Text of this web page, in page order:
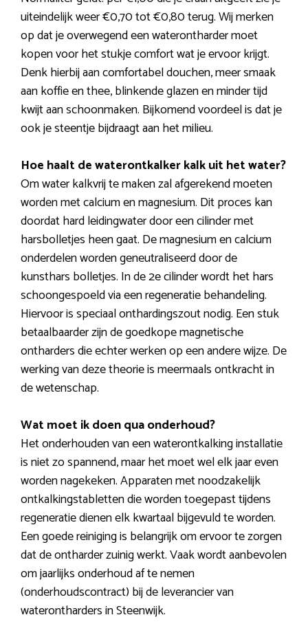
uiteindelijk weer €0,70 tot €0,80 terug. Wij merken
op dat je overwegend een waterontharder moet
kopen voor het stukje comfort wat je ervoor krijgt.
Denk hierbij aan comfortabel douchen, meer smaak
aan koffie en thee, blinkende glazen en minder tijd
kwijt aan schoonmaken. Bijkomend voordeel is dat je
ook je steentje bijdraagt aan het milieu.
Hoe haalt de waterontkalker kalk uit het water?
Om water kalkvrij te maken zal afgerekend moeten
worden met calcium en magnesium. Dit proces kan
doordat hard leidingwater door een cilinder met
harsbolletjes heen gaat. De magnesium en calcium
onderdelen worden geneutraliseerd door de
kunsthars bolletjes. In de 2e cilinder wordt het hars
schoongespoeld via een regeneratie behandeling.
Hiervoor is speciaal onthardingszout nodig. Een stuk
betaalbaarder zijn de goedkope magnetische
ontharders die echter werken op een andere wijze. De
werking van deze theorie is meermaals ontkracht in
de wetenschap.
Wat moet ik doen qua onderhoud?
Het onderhouden van een waterontkalking installatie
is niet zo spannend, maar het moet wel elk jaar even
worden nagekeken. Apparaten met noodzakelijk
ontkalkingstabletten die worden toegepast tijdens
regeneratie dienen elk kwartaal bijgevuld te worden.
Een goede reiniging is belangrijk om ervoor te zorgen
dat de ontharder zuinig werkt. Vaak wordt aanbevolen
om jaarlijks onderhoud af te nemen
(onderhoudscontract) bij de leverancier van
waterontharders in Steenwijk.